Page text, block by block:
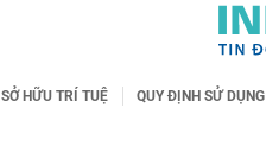
SỞ HỮU TRÍ TUỆ QUY ĐỊNH SỬ DỤNG